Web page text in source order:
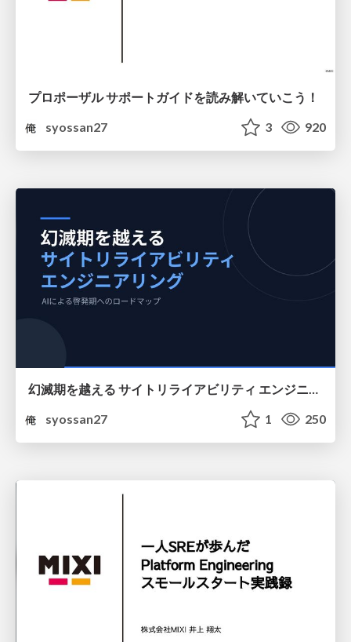
プロポーザル サポートガイドを読み解いていこう！
syossan27
3 920
幻滅期を越える サイトリライアビリティ エンジニアリング
syossan27
1 250